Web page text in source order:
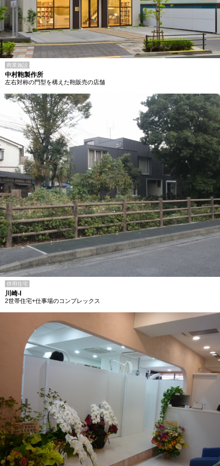
商業施設
中村鞄製作所
左右対称の門型を構えた鞄販売の店舗
併用住宅
川崎-I
2世帯住宅+仕事場のコンプレックス